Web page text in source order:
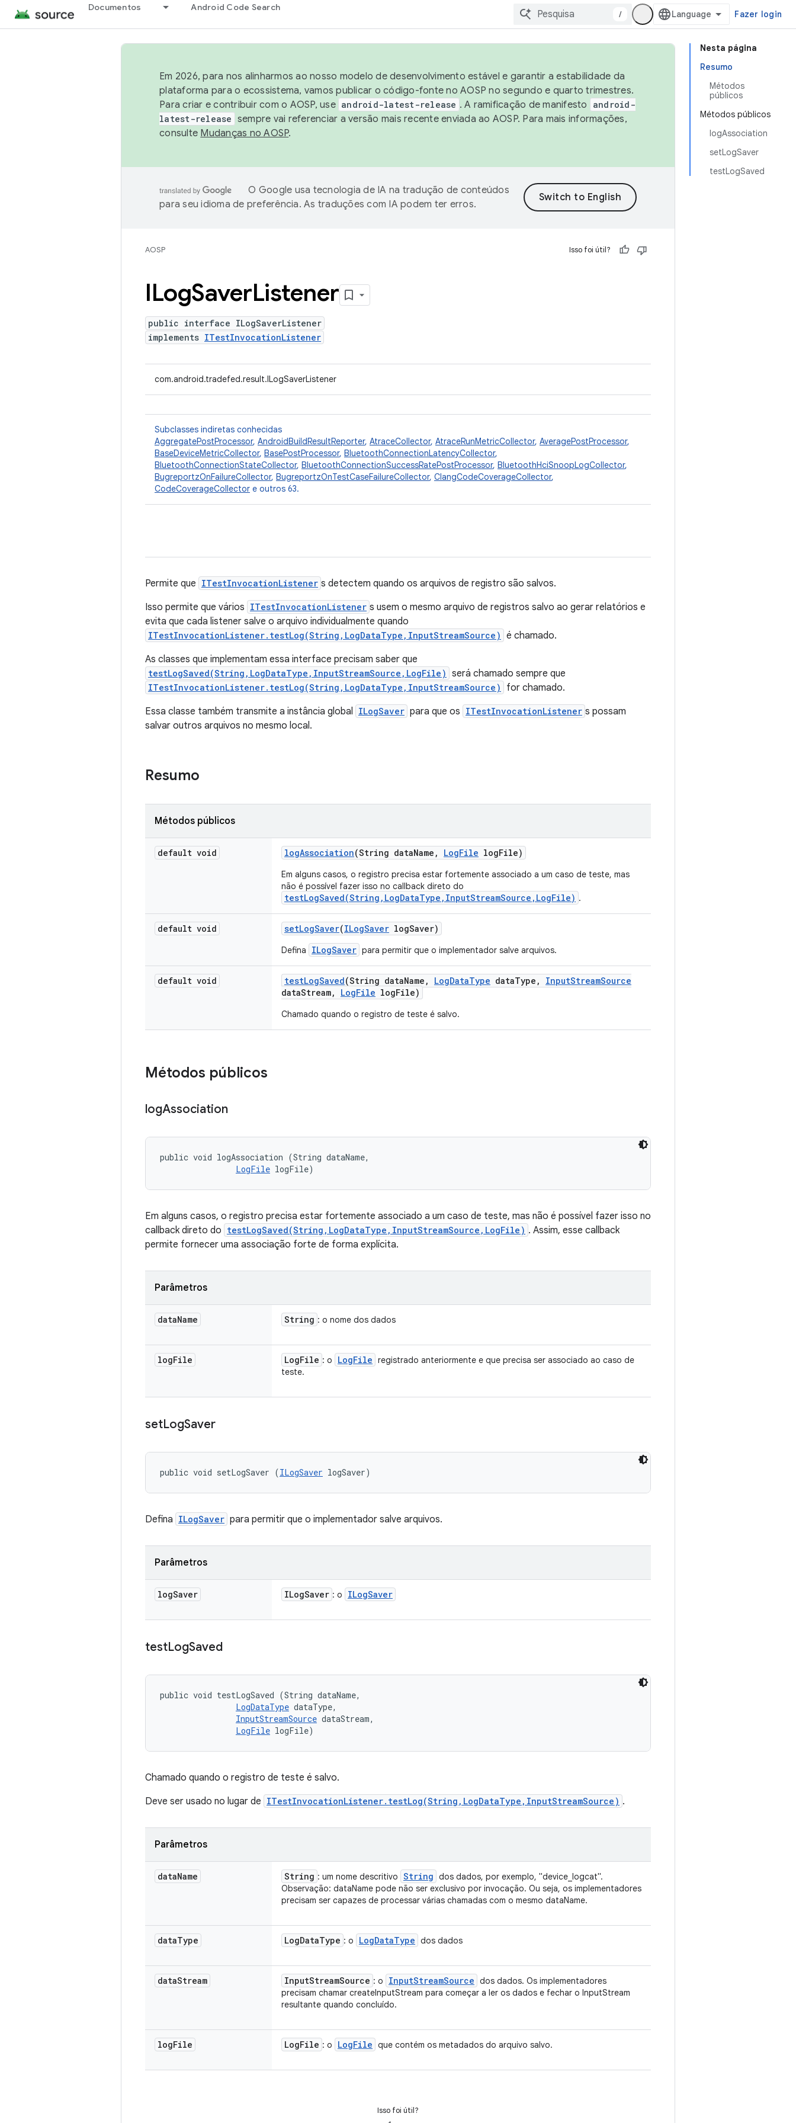
Documentos Android Code Search
/ Fazer login
Nesta página
Resumo
Métodos
públicos
Métodos públicos
logAssociation
setLogSaver
testLogSaved
Em 2026, para nos alinharmos ao nosso modelo de desenvolvimento estável e garantir a estabilidade da
plataforma para o ecossistema, vamos publicar o código-fonte no AOSP no segundo e quarto trimestres.
Para criar e contribuir com o AOSP, use android-latest-release . A ramificação de manifesto
android-
latest-release sempre vai referenciar a versão mais recente enviada ao AOSP. Para mais informações,
consulte Mudanças no AOSP.
O Google usa tecnologia de IA na tradução de conteúdos
para seu idioma de preferência. As traduções com IA podem ter erros.
AOSP Isso foi útil?
ILogSaverListener
public interface ILogSaverListener
implements ITestInvocationListener
com.android.tradefed.result.ILogSaverListener
Subclasses indiretas conhecidas
AggregatePostProcessor, AndroidBuildResultReporter, AtraceCollector, AtraceRunMetricCollector, AveragePostProcessor,
BaseDeviceMetricCollector, BasePostProcessor, BluetoothConnectionLatencyCollector,
BluetoothConnectionStateCollector, BluetoothConnectionSuccessRatePostProcessor, BluetoothHciSnoopLogCollector,
BugreportzOnFailureCollector, BugreportzOnTestCaseFailureCollector, ClangCodeCoverageCollector,
CodeCoverageCollector e outros 63.
Permite que ITestInvocationListener s detectem quando os arquivos de registro são salvos.
Isso permite que vários ITestInvocationListener s usem o mesmo arquivo de registros salvo ao gerar relatórios e
evita que cada listener salve o arquivo individualmente quando
ITestInvocationListener.testLog(String,LogDataType,InputStreamSource) é chamado.
As classes que implementam essa interface precisam saber que
testLogSaved(String,LogDataType,InputStreamSource,LogFile) será chamado sempre que
ITestInvocationListener.testLog(String,LogDataType,InputStreamSource)
for chamado.
Essa classe também transmite a instância global ILogSaver para que os ITestInvocationListener s possam
salvar outros arquivos no mesmo local.
Resumo
Métodos públicos
default void logAssociation(String dataName , LogFile logFile)
Em alguns casos, o registro precisa estar fortemente associado a um caso de teste, mas
não é possível fazer isso no callback direto do
testLogSaved(String,LogDataType,InputStreamSource,LogFile) .
default void setLogSaver(ILogSaver logSaver)
Defina ILogSaver para permitir que o implementador salve arquivos.
default void testLogSaved(String dataName , LogDataType dataType , InputStreamSource
dataStream, LogFile logFile)
Chamado quando o registro de teste é salvo.
Métodos públicos
logAssociation
public void logAssociation (String dataName,
LogFile logFile)
Em alguns casos, o registro precisa estar fortemente associado a um caso de teste, mas não é possível fazer isso no
callback direto do testLogSaved(String,LogDataType,InputStreamSource,LogFile) . Assim, esse callback
permite fornecer uma associação forte de forma explícita.
Parâmetros
dataName String : o nome dos dados
logFile LogFile : o LogFile registrado anteriormente e que precisa ser associado ao caso de
teste.
setLogSaver
public void setLogSaver (ILogSaver logSaver)
Defina ILogSaver para permitir que o implementador salve arquivos.
Parâmetros
logSaver ILogSaver : o ILogSaver
testLogSaved
public void testLogSaved (String dataName,
LogDataType dataType,
InputStreamSource dataStream,
LogFile logFile)
Chamado quando o registro de teste é salvo.
Deve ser usado no lugar de ITestInvocationListener.testLog(String,LogDataType,InputStreamSource) .
Parâmetros
dataName String : um nome descritivo String dos dados, por exemplo, "device_logcat".
Observação: dataName pode não ser exclusivo por invocação. Ou seja, os implementadores
precisam ser capazes de processar várias chamadas com o mesmo dataName.
dataType LogDataType : o LogDataType dos dados
dataStream InputStreamSource : o InputStreamSource dos dados. Os implementadores
precisam chamar createInputStream para começar a ler os dados e fechar o InputStream
resultante quando concluído.
logFile LogFile : o LogFile que contém os metadados do arquivo salvo.
Isso foi útil?